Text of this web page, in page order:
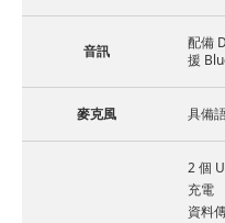
音訊
配備
援
麥克風 具備
2 個
充電
資料